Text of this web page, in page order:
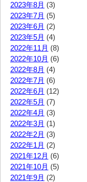
2023年8月 (3)
2023年7月 (5)
2023年6月 (2)
2023年5月 (4)
2022年11月 (8)
2022年10月 (6)
2022年8月 (4)
2022年7月 (6)
2022年6月 (12)
2022年5月 (7)
2022年4月 (3)
2022年3月 (1)
2022年2月 (3)
2022年1月 (2)
2021年12月 (6)
2021年10月 (5)
2021年9月 (2)